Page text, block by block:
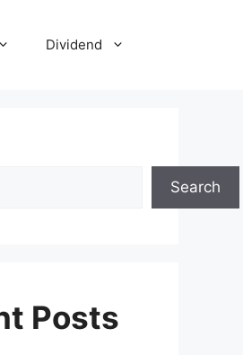
Dividend
Search
Posts